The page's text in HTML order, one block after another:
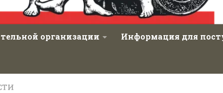
организации Информация для